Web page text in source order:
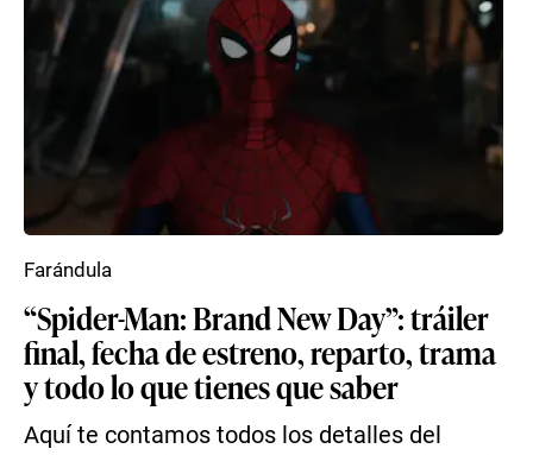
“Spider-Man: Brand New Day”: tráiler
final, fecha de estreno, reparto, trama
y todo lo que tienes que saber
Aquí te contamos todos los detalles del
Farándula